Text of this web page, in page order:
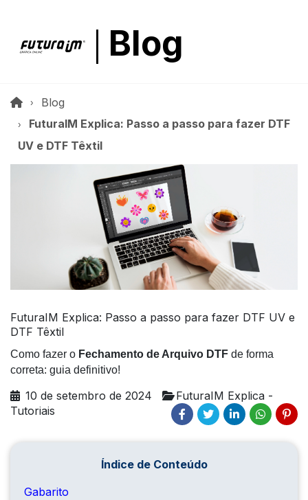
Blog
Blog
FuturaIM Explica: Passo a passo para fazer DTF
UV e DTF Têxtil
FuturaIM Explica: Passo a passo para fazer DTF UV e
DTF Têxtil
Como fazer o Fechamento de Arquivo DTF de forma
correta: guia definitivo!
10 de setembro de 2024
FuturaIM Explica -
Tutoriais
Índice de Conteúdo
Gabarito